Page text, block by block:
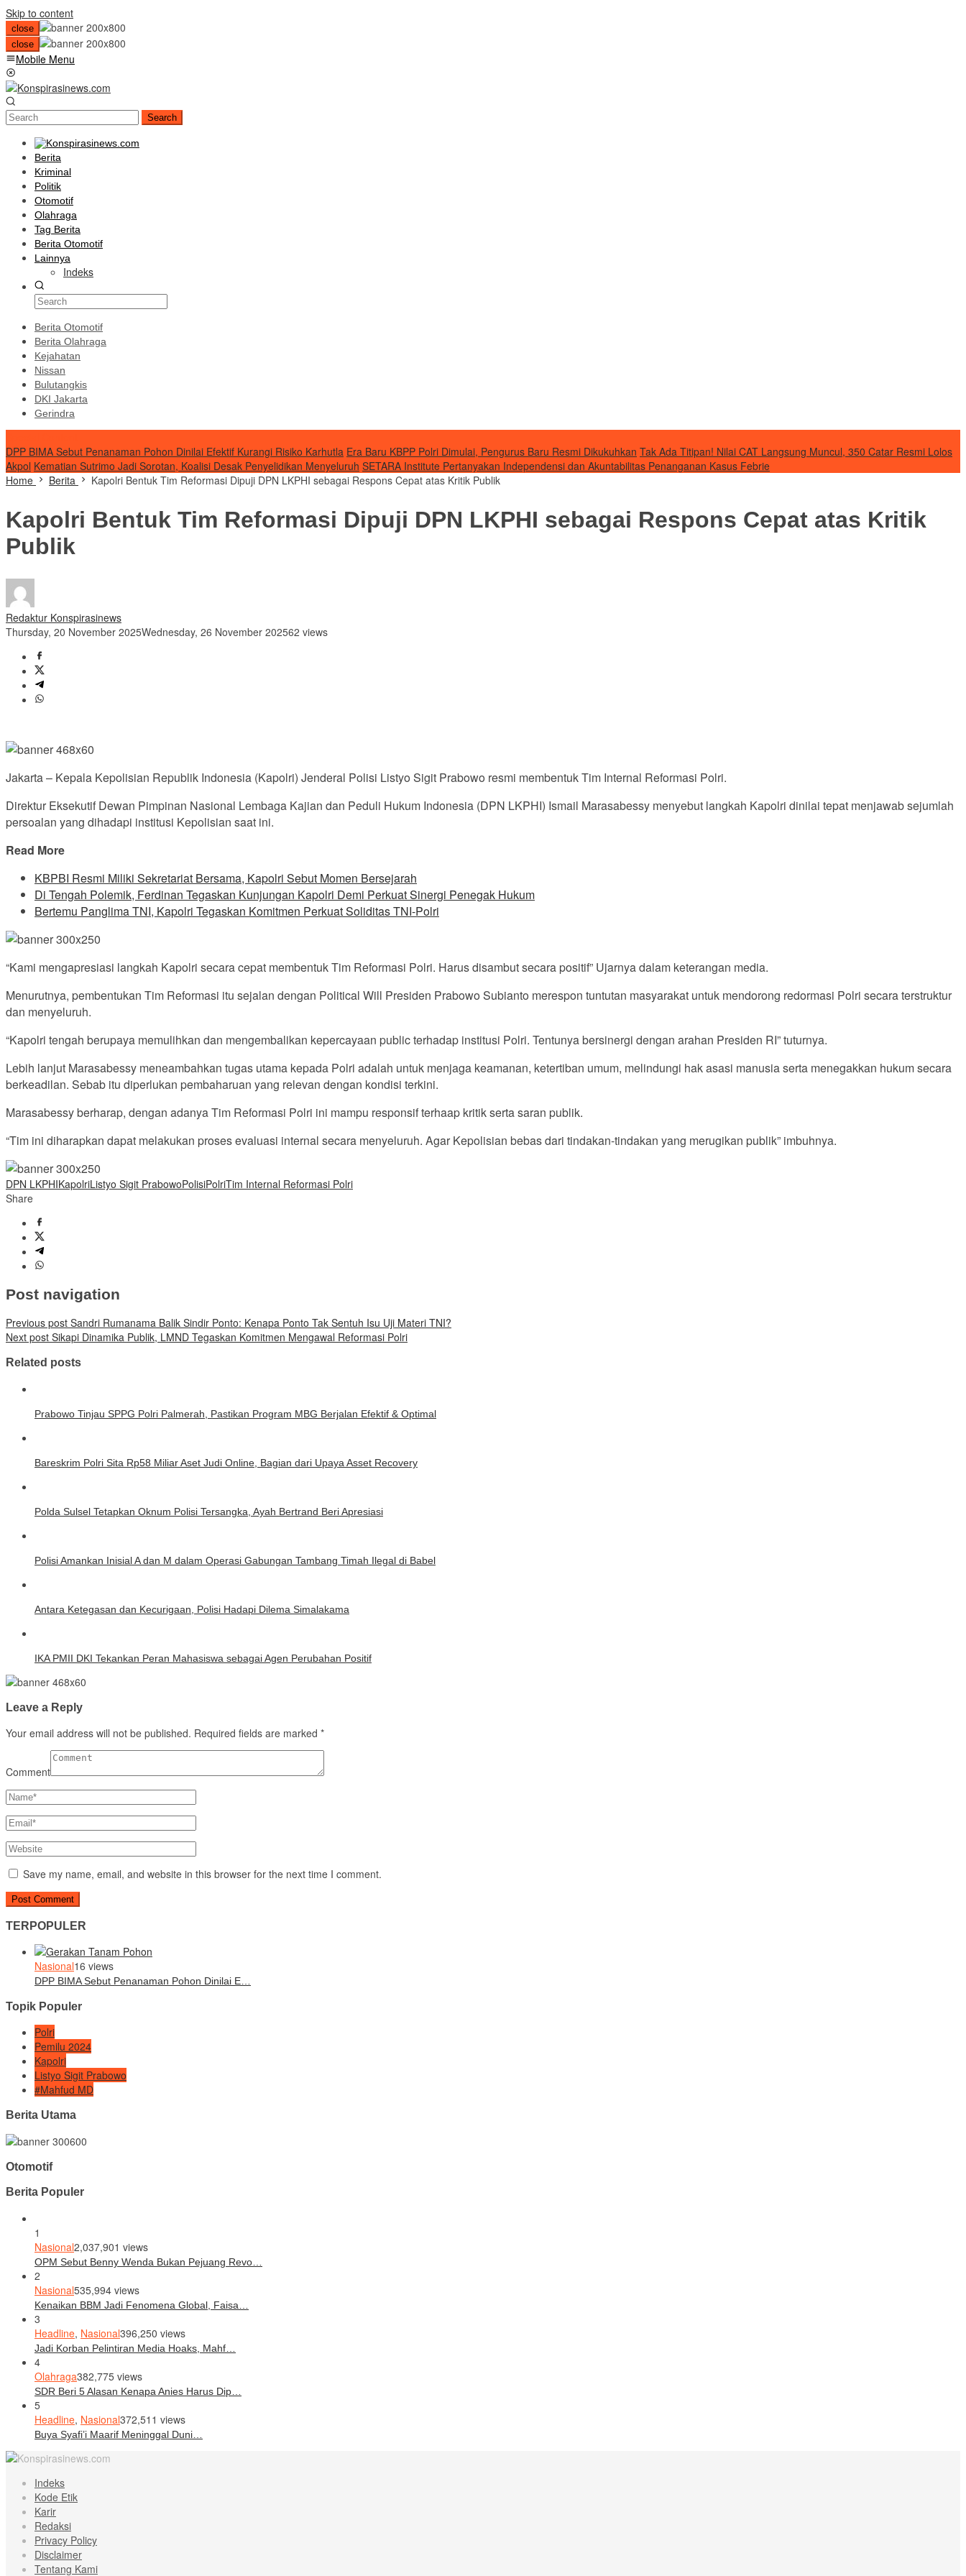
Skip to content
close
close
Mobile Menu
Search
Berita
Kriminal
Politik
Otomotif
Olahraga
Tag Berita
Berita Otomotif
Lainnya
Indeks
Berita Otomotif
Berita Olahraga
Kejahatan
Nissan
Bulutangkis
DKI Jakarta
Gerindra
DPP BIMA Sebut Penanaman Pohon Dinilai Efektif Kurangi Risiko Karhutla Era Baru KBPP Polri Dimulai, Pengurus Baru Resmi Dikukuhkan Tak Ada Titipan! Nilai CAT Langsung Muncul, 350 Catar Resmi Lolos
Akpol Kematian Sutrimo Jadi Sorotan, Koalisi Desak Penyelidikan Menyeluruh SETARA Institute Pertanyakan Independensi dan Akuntabilitas Penanganan Kasus Febrie
Home
Berita Kapolri Bentuk Tim Reformasi Dipuji DPN LKPHI sebagai Respons Cepat atas Kritik Publik
Kapolri Bentuk Tim Reformasi Dipuji DPN LKPHI sebagai Respons Cepat atas Kritik
Publik
Redaktur Konspirasinews
Thursday, 20 November 2025Wednesday, 26 November 202562 views
Jakarta – Kepala Kepolisian Republik Indonesia (Kapolri) Jenderal Polisi Listyo Sigit Prabowo resmi membentuk Tim Internal Reformasi Polri.
Direktur Eksekutif Dewan Pimpinan Nasional Lembaga Kajian dan Peduli Hukum Indonesia (DPN LKPHI) Ismail Marasabessy menyebut langkah Kapolri dinilai tepat menjawab sejumlah
persoalan yang dihadapi institusi Kepolisian saat ini.
Read More
KBPBI Resmi Miliki Sekretariat Bersama, Kapolri Sebut Momen Bersejarah
Di Tengah Polemik, Ferdinan Tegaskan Kunjungan Kapolri Demi Perkuat Sinergi Penegak Hukum
Bertemu Panglima TNI, Kapolri Tegaskan Komitmen Perkuat Soliditas TNI-Polri
“Kami mengapresiasi langkah Kapolri secara cepat membentuk Tim Reformasi Polri. Harus disambut secara positif” Ujarnya dalam keterangan media.
Menurutnya, pembentukan Tim Reformasi itu sejalan dengan Political Will Presiden Prabowo Subianto merespon tuntutan masyarakat untuk mendorong redormasi Polri secara terstruktur
dan menyeluruh.
“Kapolri tengah berupaya memulihkan dan mengembalikan kepercayaan public terhadap institusi Polri. Tentunya bersinergi dengan arahan Presiden RI” tuturnya.
Lebih lanjut Marasabessy meneambahkan tugas utama kepada Polri adalah untuk menjaga keamanan, ketertiban umum, melindungi hak asasi manusia serta menegakkan hukum secara
berkeadilan. Sebab itu diperlukan pembaharuan yang relevan dengan kondisi terkini.
Marasabessy berharap, dengan adanya Tim Reformasi Polri ini mampu responsif terhaap kritik serta saran publik.
“Tim ini diharapkan dapat melakukan proses evaluasi internal secara menyeluruh. Agar Kepolisian bebas dari tindakan-tindakan yang merugikan publik” imbuhnya.
DPN LKPHIKapolriListyo Sigit PrabowoPolisiPolriTim Internal Reformasi Polri
Share
Post navigation
Previous post Sandri Rumanama Balik Sindir Ponto: Kenapa Ponto Tak Sentuh Isu Uji Materi TNI?
Next post Sikapi Dinamika Publik, LMND Tegaskan Komitmen Mengawal Reformasi Polri
Related posts
Prabowo Tinjau SPPG Polri Palmerah, Pastikan Program MBG Berjalan Efektif & Optimal
Bareskrim Polri Sita Rp58 Miliar Aset Judi Online, Bagian dari Upaya Asset Recovery
Polda Sulsel Tetapkan Oknum Polisi Tersangka, Ayah Bertrand Beri Apresiasi
Polisi Amankan Inisial A dan M dalam Operasi Gabungan Tambang Timah Ilegal di Babel
Antara Ketegasan dan Kecurigaan, Polisi Hadapi Dilema Simalakama
IKA PMII DKI Tekankan Peran Mahasiswa sebagai Agen Perubahan Positif
Leave a Reply
Your email address will not be published. Required fields are marked *
Comment
Save my name, email, and website in this browser for the next time I comment.
TERPOPULER
Nasional16 views
DPP BIMA Sebut Penanaman Pohon Dinilai E…
Topik Populer
Polri
Pemilu 2024
Kapolri
Listyo Sigit Prabowo
#Mahfud MD
Berita Utama
Otomotif
Berita Populer
1
Nasional2,037,901 views
OPM Sebut Benny Wenda Bukan Pejuang Revo…
2
Nasional535,994 views
Kenaikan BBM Jadi Fenomena Global, Faisa…
3
Headline, Nasional396,250 views
Jadi Korban Pelintiran Media Hoaks, Mahf…
4
Olahraga382,775 views
SDR Beri 5 Alasan Kenapa Anies Harus Dip…
5
Headline, Nasional372,511 views
Buya Syafi’i Maarif Meninggal Duni…
Indeks
Kode Etik
Karir
Redaksi
Privacy Policy
Disclaimer
Tentang Kami